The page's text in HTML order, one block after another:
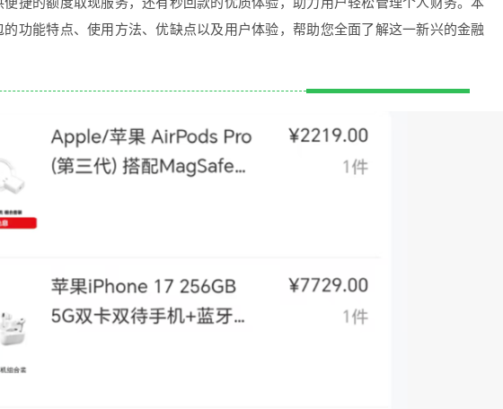
功能特点、使用方法、优缺点以及用户体验，帮助您全面了解这一新兴的金融